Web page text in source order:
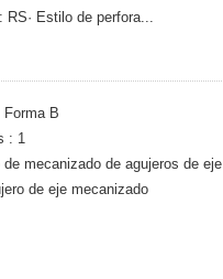
RS· Estilo de perfora...
Forma B
1
de mecanizado de agujeros de eje
de eje mecanizado